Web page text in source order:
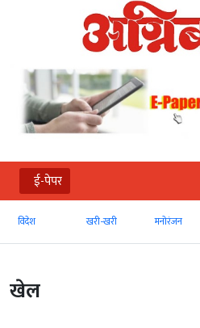
ई-पेपर
विदेश खरी-खरी मनोरंजन
खेल